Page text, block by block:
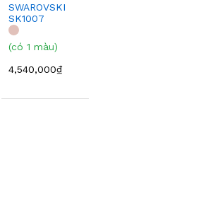
SWAROVSKI
SK1007
(có 1 màu)
4,540,000₫